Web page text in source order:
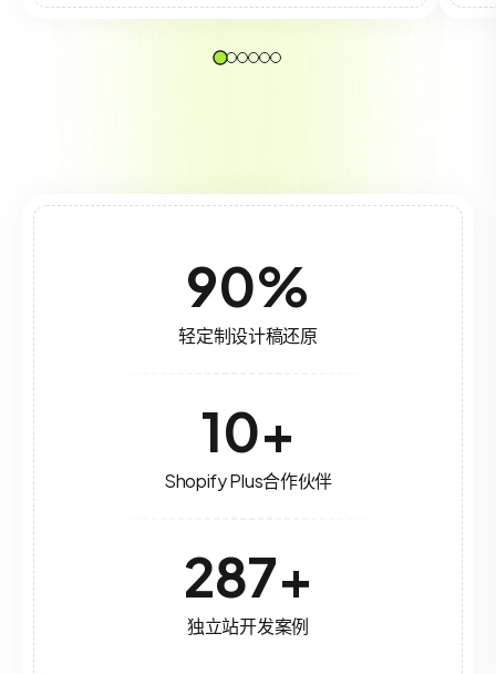
90%
轻定制设计稿还原
10+
Shopify Plus合作伙伴
287+
独立站开发案例